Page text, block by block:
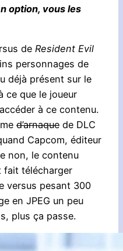
option, vous les
de Resident Evil
personnages de
déjà présent sur le
ce que le joueur
à ce contenu.
d’arnaque de DLC
Capcom, éditeur
non, le contenu
fait télécharger
versus pesant 300
en JPEG un peu
plus ça passe.